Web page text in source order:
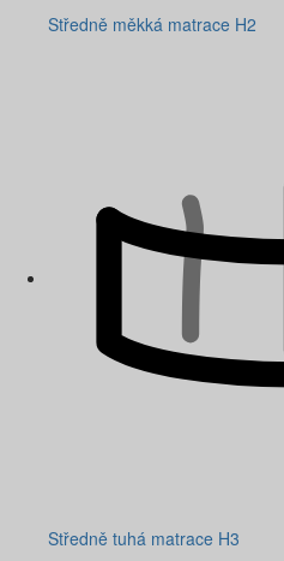
Středně měkká matrace H2
Středně tuhá matrace H3